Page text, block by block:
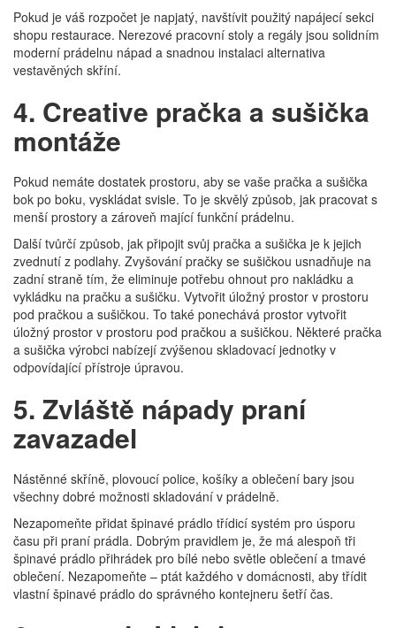
Pokud je váš rozpočet je napjatý, navštívit použitý napájecí sekci
shopu restaurace. Nerezové pracovní stoly a regály jsou solidním
moderní prádelnu nápad a snadnou instalaci alternativa
vestavěných skříní.
4. Creative pračka a sušička
montáže
Pokud nemáte dostatek prostoru, aby se vaše pračka a sušička
bok po boku, vyskládat svisle. To je skvělý způsob, jak pracovat s
menší prostory a zároveň mající funkční prádelnu.
Další tvůrčí způsob, jak připojit svůj pračka a sušička je k jejich
zvednutí z podlahy. Zvyšování pračky se sušičkou usnadňuje na
zadní straně tím, že eliminuje potřebu ohnout pro nakládku a
vykládku na pračku a sušičku. Vytvořit úložný prostor v prostoru
pod pračkou a sušičkou. To také ponechává prostor vytvořit
úložný prostor v prostoru pod pračkou a sušičkou. Některé pračka
a sušička výrobci nabízejí zvýšenou skladovací jednotky v
odpovídající přístroje úpravou.
5. Zvláště nápady praní
zavazadel
Nástěnné skříně, plovoucí police, košíky a oblečení bary jsou
všechny dobré možnosti skladování v prádelně.
Nezapomeňte přidat špinavé prádlo třídicí systém pro úsporu
času při praní prádla. Dobrým pravidlem je, že má alespoň tři
špinavé prádlo přihrádek pro bílé nebo světle oblečení a tmavé
oblečení. Nezapomeňte – ptát každého v domácnosti, aby třídit
vlastní špinavé prádlo do správného kontejneru šetří čas.